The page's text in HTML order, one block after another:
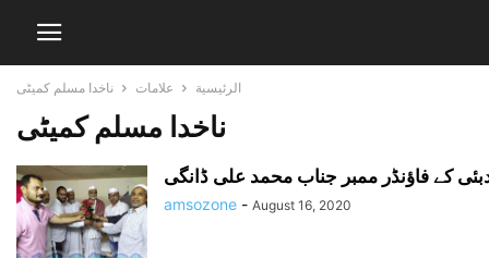
الرئيسية علامات ناخدا مسلم کمیٹی
ناخدا مسلم کمیٹی
amsozone - August 16, 2020